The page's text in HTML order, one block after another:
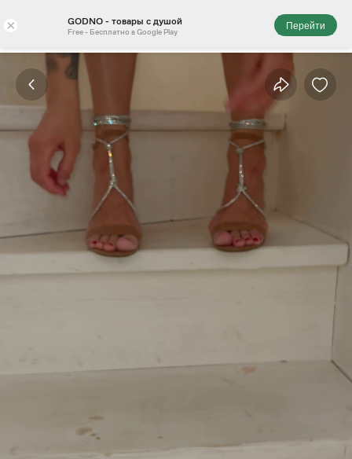
× GODNO - товары с душой
Free - Бесплатно в Google Play
Перейти